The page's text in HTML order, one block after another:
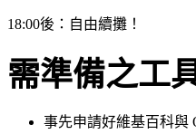
18:00後：自由續攤！
需準備之工
事先申請好維基百科與